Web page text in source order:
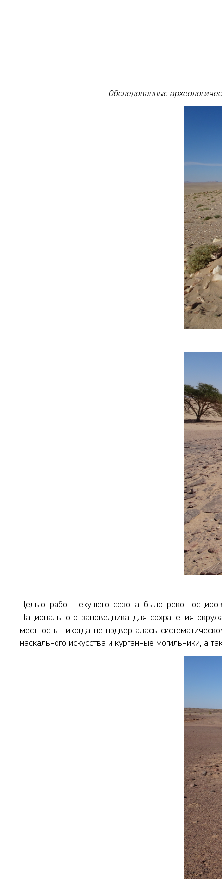
Обследованные
Целью работ текущего сезона было
Национального заповедника для сохранения
местность никогда не подвергалась
наскального искусства и курганные могильники, а